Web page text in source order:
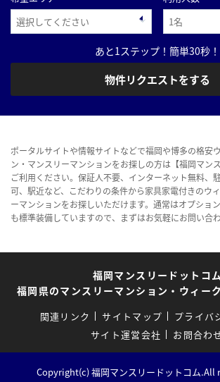
あと1ステップ！簡単30秒！
物件リクエストをする
ポータルサイトや情報サイトなどで福岡や博多の格安
ン・マンスリーマンションをお探しの方は【福岡マン
ご利用ください。保証人不要、インターネット無料、
可、駅近など、こだわりの条件から家具家電付きのウ
ーマンションをお探しいただけます。通常はオプショ
も標準装備していますので、まずはお気軽にお問い合わ
福岡マンスリードットコム
福岡県のマンスリーマンション・ウィー
関連リンク サイトマップ
プライバ
サイト運営会社
お問合わ
Copyright(c) 福岡マンスリードットコム.All